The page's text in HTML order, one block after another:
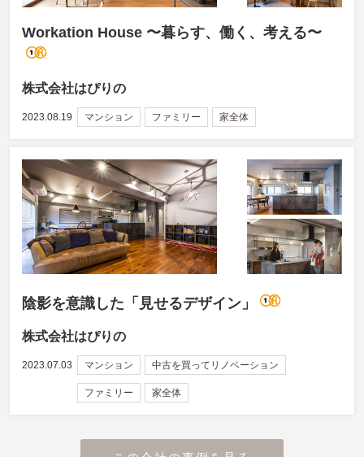
Workation House 〜暮らす、働く、考える〜
株式会社はぴりの
2023.08.19 マンション ファミリー 家全体
陰影を意識した「見せるデザイン」
株式会社はぴりの
2023.07.03 マンション 中古を買ってリノベーション
ファミリー 家全体